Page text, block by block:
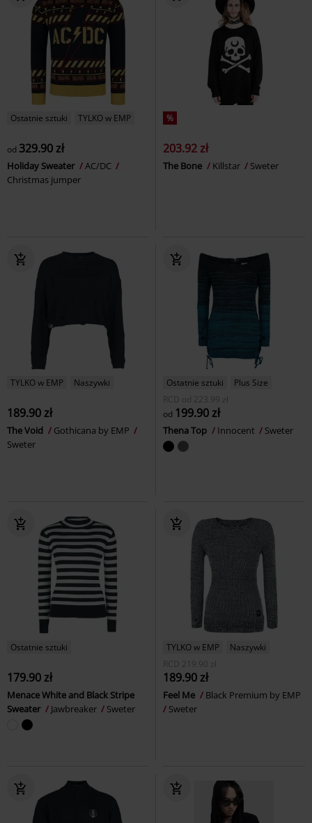
Ostatnie sztuki TYLKO w EMP
od 329.90 zł
Holiday Sweater
AC/DC
Christmas jumper
%
203.92 zł
The Bone Killstar Sweter
TYLKO w EMP Naszywki
189.90 zł
The Void
Gothicana by EMP
Sweter
Ostatnie sztuki
Plus Size
RCD
od 223.99 zł
od 199.90 zł
Thena Top Innocent Sweter
Ostatnie sztuki
179.90 zł
Menace White and Black Stripe
Sweater
Jawbreaker Sweter
TYLKO w EMP
Naszywki
RCD 219.90 zł
189.90 zł
Feel Me
Black Premium by EMP
Sweter